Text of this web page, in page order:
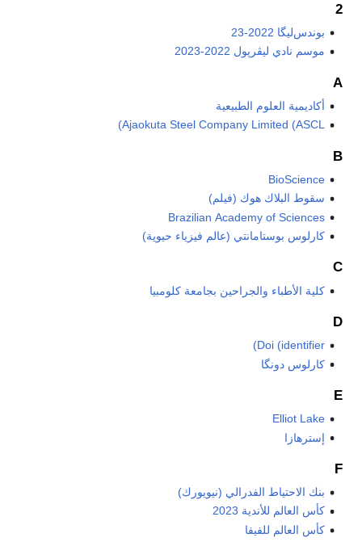
2
بوندس‌ليگا 2022-23
موسم نادي ليڤرپول 2022-2023
A
أكاديمية العلوم الطبيعية
Ajaokuta Steel Company Limited (ASCL)
B
BioScience
سقوط البلاك هوك (فيلم)
Brazilian Academy of Sciences
كارلوس بوستامانتي (عالم فيزياء حيوية)
C
كلية الأطباء والجراحين بجامعة كلومبيا
D
Doi (identifier)
كارلوس دونگا
E
Elliot Lake
إسترهازا
F
بنك الاحتياط الفدرالي (نيويورك)
كأس العالم للأندية 2023
كأس العالم للفيفا